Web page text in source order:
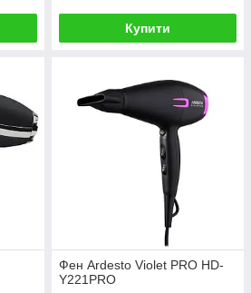
Купити
Фен Ardesto Violet PRO HD-
Y221PRO